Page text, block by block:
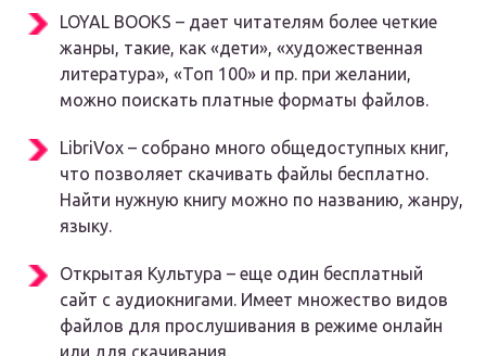
LOYAL BOOKS – дает читателям более четкие
жанры, такие, как «дети», «художественная
литература», «Топ 100» и пр. при желании,
можно поискать платные форматы файлов.
LibriVox – собрано много общедоступных книг,
что позволяет скачивать файлы бесплатно.
Найти нужную книгу можно по названию, жанру,
языку.
Открытая Культура – еще один бесплатный
сайт с аудиокнигами. Имеет множество видов
файлов для прослушивания в режиме онлайн